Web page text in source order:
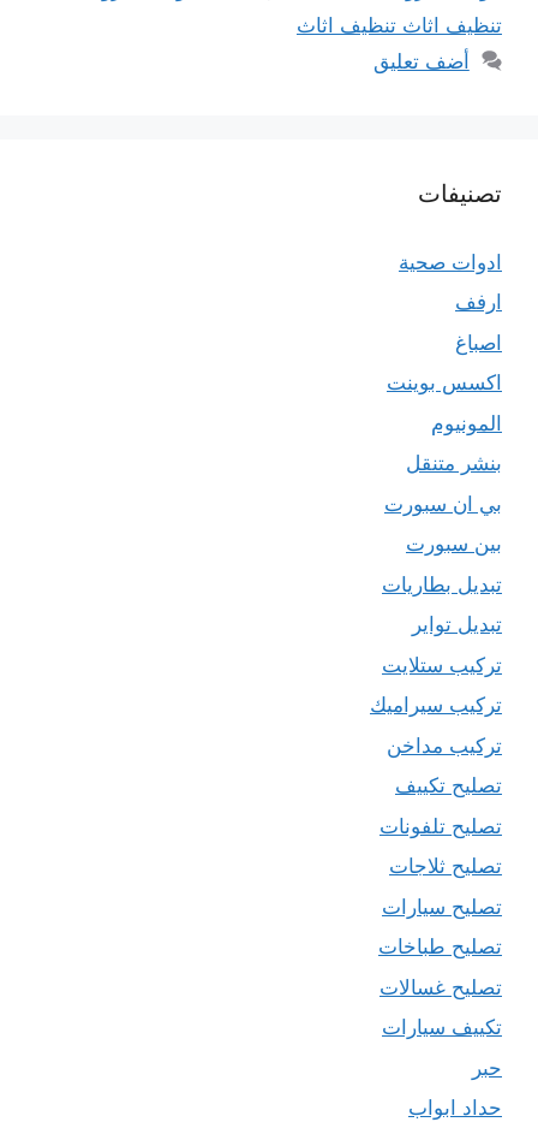
تنظيف اثاث تنظيف اثاث
أضف تعليق
تصنيفات
ادوات صحية
ارفف
اصباغ
اكسس بوينت
المونيوم
بنشر متنقل
بي ان سبورت
بين سبورت
تبديل بطاريات
تبديل تواير
تركيب ستلايت
تركيب سيراميك
تركيب مداخن
تصليح تكييف
تصليح تلفونات
تصليح ثلاجات
تصليح سيارات
تصليح طباخات
تصليح غسالات
تكييف سيارات
حبر
حداد ابواب